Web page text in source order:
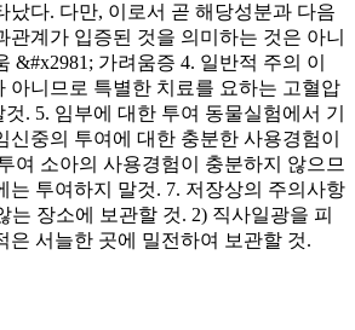
났다. 다만, 이로서 곧 해당성분과 다음
관계가 입증된 것을 의미하는 것은 아니
&#x2981; 가려움증 4. 일반적 주의 이
아니므로 특별한 치료를 요하는 고혈압
. 5. 임부에 대한 투여 동물실험에서 기
신중의 투여에 대한 충분한 사용경험이
여 소아의 사용경험이 충분하지 않으므
는 투여하지 말것. 7. 저장상의 주의사항
는 장소에 보관할 것. 2) 직사일광을 피
은 서늘한 곳에 밀전하여 보관할 것.